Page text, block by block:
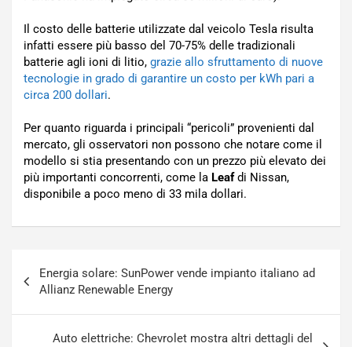
Il costo delle batterie utilizzate dal veicolo Tesla risulta
infatti essere più basso del 70-75% delle tradizionali
batterie agli ioni di litio, grazie allo sfruttamento di nuove
tecnologie in grado di garantire un costo per kWh pari a
circa 200 dollari.
Per quanto riguarda i principali “pericoli” provenienti dal
mercato, gli osservatori non possono che notare come il
modello si stia presentando con un prezzo più elevato dei
più importanti concorrenti, come la Leafdi Nissan,
disponibile a poco meno di 33 mila dollari.
articoli
Energia solare: SunPower vende impianto italiano ad
Allianz Renewable Energy
Auto elettriche: Chevrolet mostra altri dettagli del